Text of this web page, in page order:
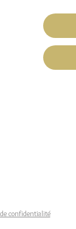
Fait
confidentialité